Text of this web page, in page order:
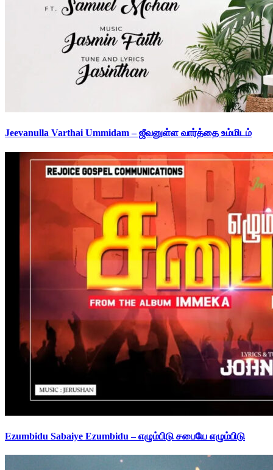
Jeevanulla Varthai Ummidam – ஜீவனுள்ள வார்த்தை உம்மிடம்
Ezumbidu Sabaiye Ezumbidu – எழும்பிடு சபையே எழும்பிடு